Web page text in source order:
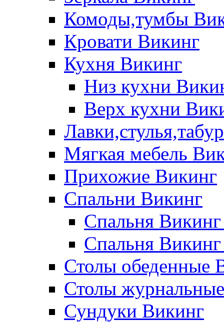
Комоды,тумбы
Кровати Викинг
Кухня Викинг
Низ кухни
Верх кухни
Мягкая мебель
Прихожие Викинг
Спальни Викинг
Спальня
Спальня
Столы обеденные
Столы
Сундуки Викинг